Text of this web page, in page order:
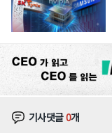
기사댓글0개